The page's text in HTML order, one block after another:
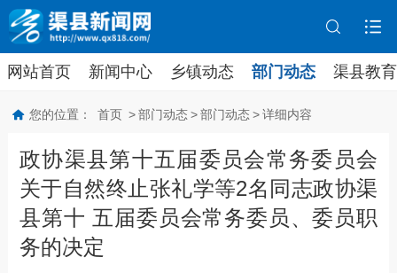
网站首页 新闻中心 乡镇动态 部门动态 渠县教育
您的位置： 首页 > 部门动态 > 部门动态 > 详细内容
政协渠县第十五届委员会常务委员会
关于自然终止张礼学等2名同志政协渠
县第十 五届委员会常务委员、委员职
务的决定